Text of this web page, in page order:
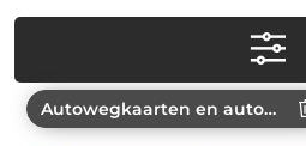
Autowegkaarten en autoroutekaarten